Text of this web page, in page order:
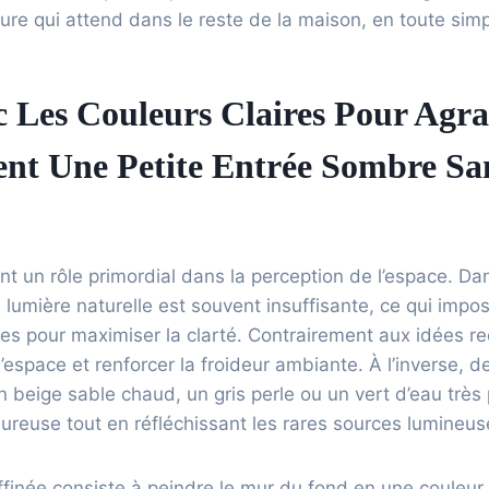
qui attend dans le reste de la maison, en toute
Les Couleurs Claires Pour
Une Petite Entrée Sombre
un rôle primordial dans la perception de l’espace.
naturelle est souvent insuffisante, ce qui
pour maximiser la clarté. Contrairement aux idées
et renforcer la froideur ambiante. À l’inverse,
beige sable chaud, un gris perle ou un vert d’eau
tout en réfléchissant les rares sources